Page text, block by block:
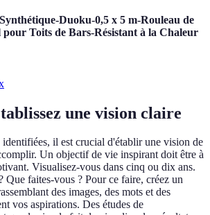
Duoku-0,5 x 5 m-Rouleau de
Toits de Bars-Résistant à la Chaleur
une vision claire
il est crucial d'établir une vision de
Un objectif de vie inspirant doit être à
Visualisez-vous dans cinq ou dix ans.
Que faites-vous ? Pour ce faire, créez un
des images, des mots et des
vos aspirations. Des études de